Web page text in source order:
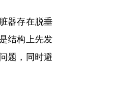
器存在脱垂
结构上先发
题，同时避